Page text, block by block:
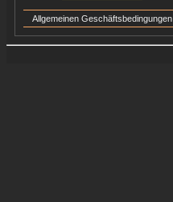
Allgemeinen Geschäftsbedingungen